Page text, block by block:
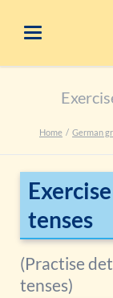
Home German
tenses
(Practise
tenses)